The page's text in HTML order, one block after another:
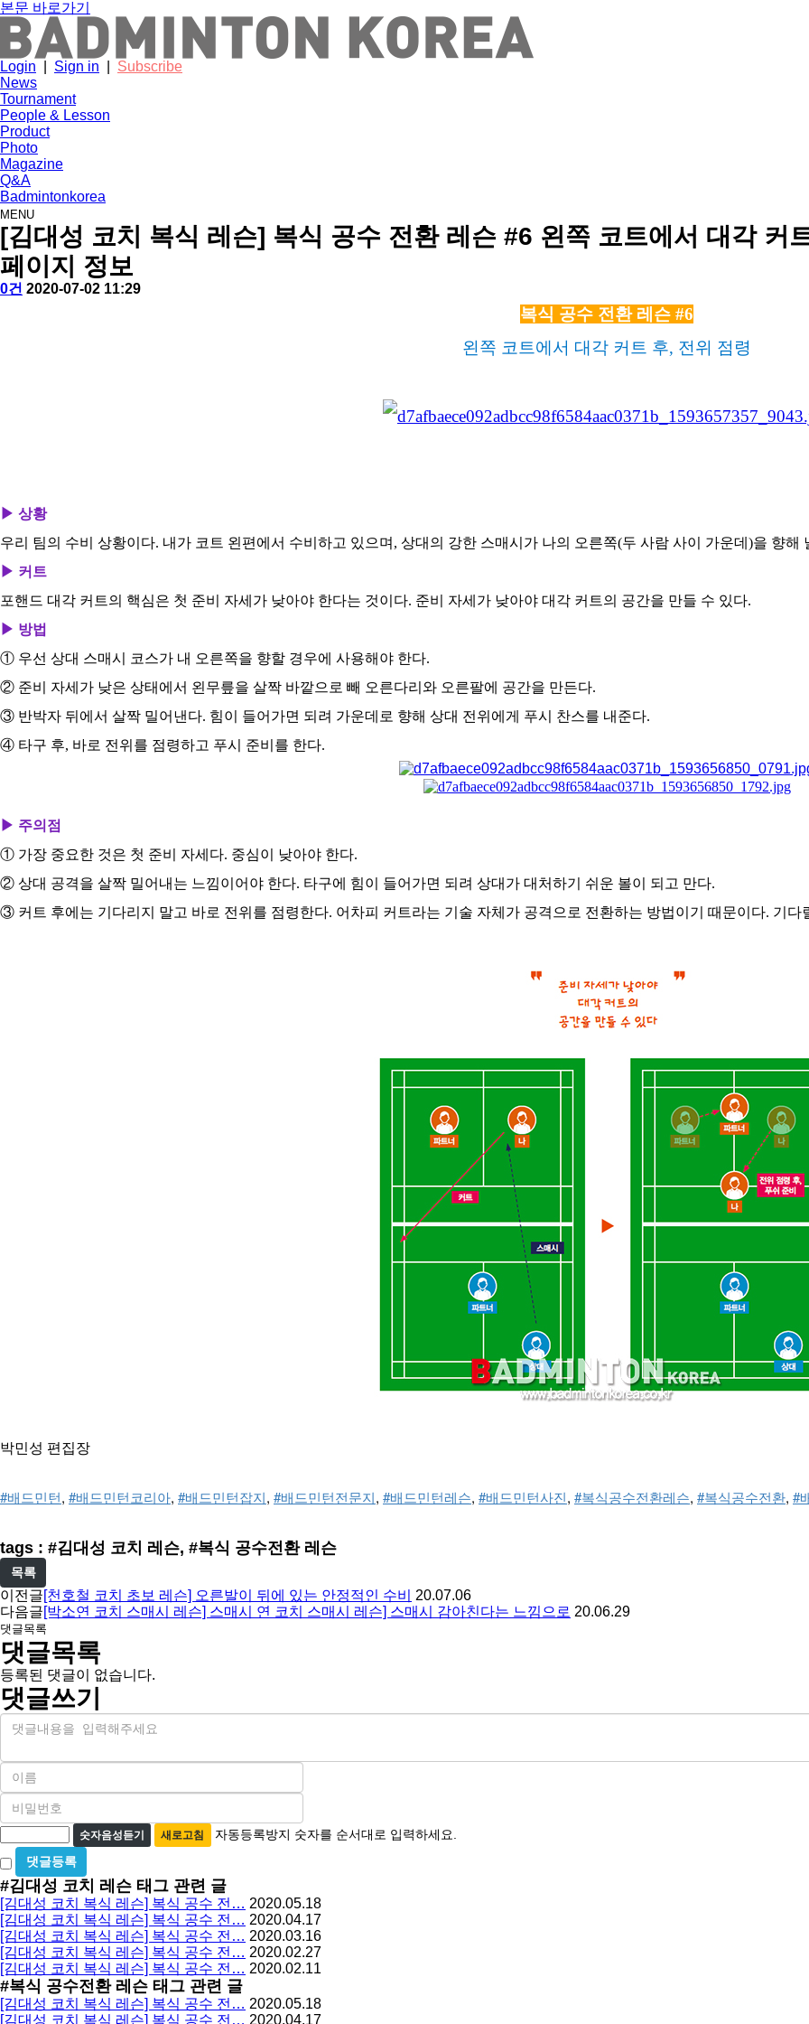
본문 바로가기
Login Sign in
Subscribe
News
Tournament
People & Lesson
Product
Photo
Magazine
Q&A
Badmintonkorea
MENU
people
[김대성 코치 복식 레슨] 복식 공수 전환 레슨 #6 왼쪽 코트에서 대각 커
페이지 정보
작
배
댓
0건 작
2020-07-02 11:29
복식 공수 전환 레슨 #6
왼쪽 코트에서 대각 커트 후, 전위 점령
▶ 상황
우리 팀의 수비 상황이다. 내가 코트 왼편에서 수비하고 있으며, 상대의 강한 스매시가 나의 오른쪽(두 사람 사이 가운데)을 향해
▶ 커트
포핸드 대각 커트의 핵심은 첫 준비 자세가 낮아야 한다는 것이다. 준비 자세가 낮아야 대각 커트의 공간을 만들 수 있다.
▶ 방법
① 우선 상대 스매시 코스가 내 오른쪽을 향할 경우에 사용해야 한다.
② 준비 자세가 낮은 상태에서 왼무릎을 살짝 바깥으로 빼 오른다리와 오른팔에 공간을 만든다.
③ 반박자 뒤에서 살짝 밀어낸다. 힘이 들어가면 되려 가운데로 향해 상대 전위에게 푸시 찬스를 내준다.
④ 타구 후, 바로 전위를 점령하고 푸시 준비를 한다.
▶ 주의점
① 가장 중요한 것은 첫 준비 자세다. 중심이 낮아야 한다.
② 상대 공격을 살짝 밀어내는 느낌이어야 한다. 타구에 힘이 들어가면 되려 상대가 대처하기 쉬운 볼이 되고 만다.
③ 커트 후에는 기다리지 말고 바로 전위를 점령한다. 어차피 커트라는 기술 자체가 공격으로 전환하는 방법이기 때문이다. 기다
박민성 편집장
#배드민턴, #배드민턴코리아, #배드민턴잡지, #배드민턴전문지, #배드민턴레슨, #배드민턴사진, #복식공수전환레슨, #복식공수전환, #
tags : #김대성 코치 레슨, #복식 공수전환 레슨
목록
이전글[천호철 코치 초보 레슨] 오른발이 뒤에 있는 안정적인 수비
20.07.06
다음글[박소연 코치 스매시 레슨] 스매시 연 코치 스매시 레슨] 스매시 감아친다는 느낌으로 20.06.29
댓글목록
댓글목록
등록된 댓글이 없습니다.
댓글쓰기
내
이
필
수
비
밀
번
호
필
수
자
동
등
록
방
지
숫자음성듣기 새로고침 자동등록방지 숫자를 순서대로 입력하세요.
비
밀
글
사
용
#김대성 코치 레슨 태그 관련 글
[김대성 코치 복식 레슨] 복식 공수 전… 2020.05.18
[김대성 코치 복식 레슨] 복식 공수 전… 2020.04.17
[김대성 코치 복식 레슨] 복식 공수 전… 2020.03.16
[김대성 코치 복식 레슨] 복식 공수 전… 2020.02.27
[김대성 코치 복식 레슨] 복식 공수 전… 2020.02.11
#복식 공수전환 레슨 태그 관련 글
[김대성 코치 복식 레슨] 복식 공수 전… 2020.05.18
[김대성 코치 복식 레슨] 복식 공수 전… 2020.04.17